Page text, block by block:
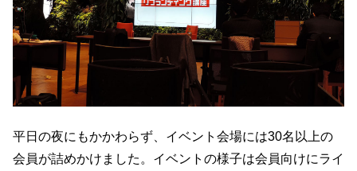
平日の夜にもかかわらず、イベント会場には30名以上の
会員が詰めかけました。イベントの様子は会員向けにライ